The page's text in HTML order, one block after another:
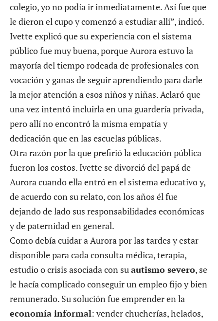
colegio, yo no podía ir inmediatamente. Así fue que
le dieron el cupo y comenzó a estudiar allí”, indicó.
Ivette explicó que su experiencia con el sistema
público fue muy buena, porque Aurora estuvo la
mayoría del tiempo rodeada de profesionales con
vocación y ganas de seguir aprendiendo para darle
la mejor atención a esos niños y niñas. Aclaró que
una vez intentó incluirla en una guardería privada,
pero allí no encontró la misma empatía y
dedicación que en las escuelas públicas.
Otra razón por la que prefirió la educación pública
fueron los costos. Ivette se divorció del papá de
Aurora cuando ella entró en el sistema educativo y,
de acuerdo con su relato, con los años él fue
dejando de lado sus responsabilidades económicas
y de paternidad en general.
Como debía cuidar a Aurora por las tardes y estar
disponible para cada consulta médica, terapia,
estudio o crisis asociada con su autismo severo, se
le hacía complicado conseguir un empleo fijo y bien
remunerado. Su solución fue emprender en la
economía informal: vender chucherías, helados,